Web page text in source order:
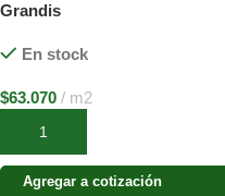
Grandis
En stock
$63.070 m2
Añadir al carrito
Agregar a cotización